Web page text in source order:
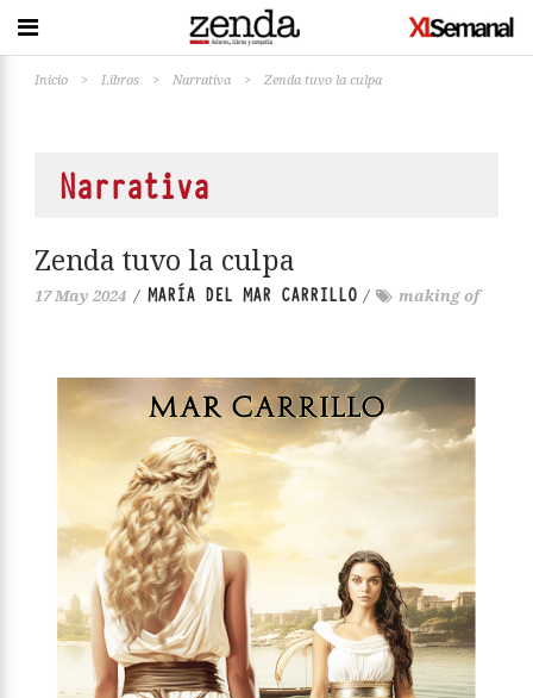
Inicio > Libros > Narrativa > Zenda tuvo la culpa
Narrativa
Zenda tuvo la culpa
17 May 2024 / MARÍA DEL MAR CARRILLO / making of